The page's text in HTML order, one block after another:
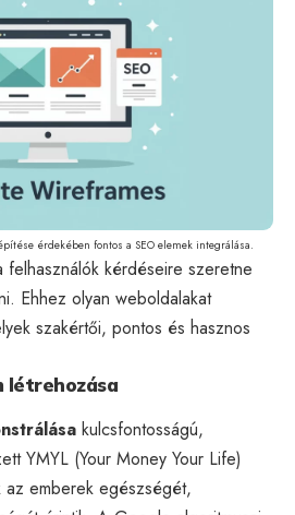
érdekében fontos a SEO elemek integrálása.
kérdéseire szeretne
Ehhez olyan weboldalakat
szakértői, pontos és hasznos
létrehozása
kulcsfontosságú,
YMYL (Your Money Your Life)
az emberek egészségét,